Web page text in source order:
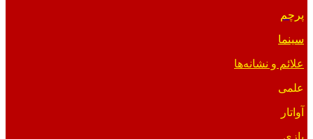
پرچم
سینما
علائم و نشانه‌ها
علمی
آواتار
بازی